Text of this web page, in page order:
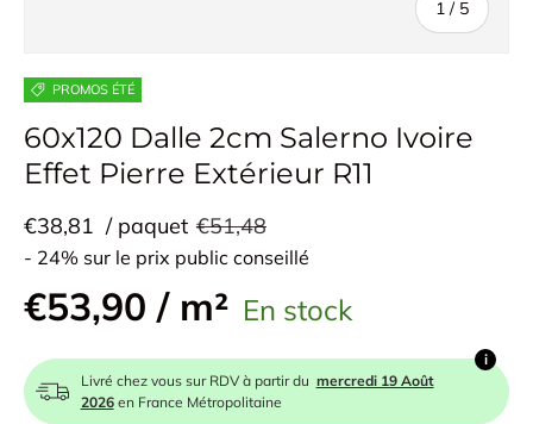
1 / de
5
PROMOS ÉTÉ
60x120 Dalle 2cm Salerno Ivoire
Effet Pierre Extérieur R11
€38,81 / paquet €51,48
- 24% sur le prix public conseillé
€53,90 / m² En stock
Livré chez vous sur RDV à partir du mercredi 19 Août
2026en France Métropolitaine
i